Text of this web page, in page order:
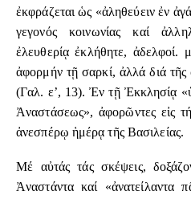
ἐκφράζεται ὡς «ἀληθεύειν ἐν
γεγονός κοινωνίας καί
ἐλευθερίᾳ ἐκλήθητε, ἀδελφοί.
ἀφορμήν τῇ σαρκί, ἀλλά διά τῆς
(Γαλ. ε’, 13). Ἐν τῇ Ἐκκλησίᾳ
Ἀναστάσεως», ἀφορῶντες εἰς
ἀνεσπέρῳ ἡμέρᾳ τῆς Βασιλείας.
Μέ αὐτάς τάς σκέψεις,
Ἀναστάντα καί «ἀνατείλαντα